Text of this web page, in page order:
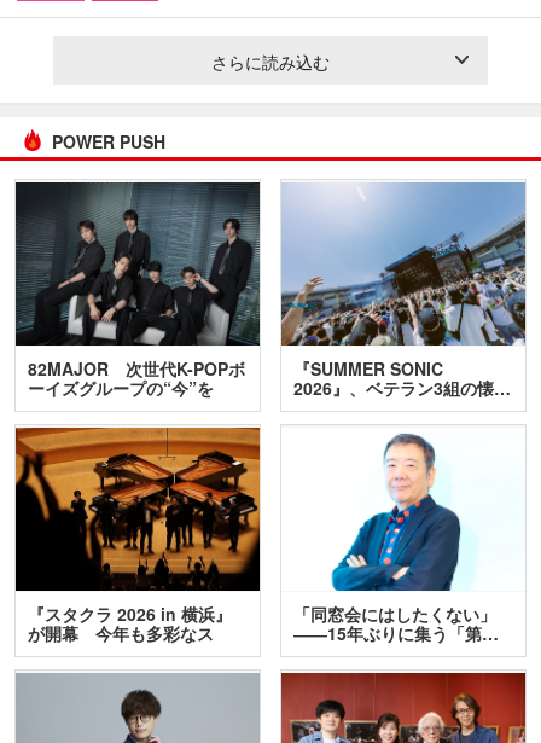
さらに読み込む
POWER PUSH
82MAJOR 次世代K-POPボ
ーイズグループの“今”を
訊…
『SUMMER SONIC
2026』、ベテラン3組の懐…
『スタクラ 2026 in 横浜』
が開幕 今年も多彩なス
テ…
「同窓会にはしたくない」
――15年ぶりに集う「第…